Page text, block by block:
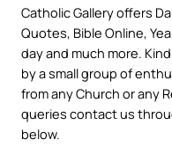
Catholic Gallery offers
Quotes, Bible Online,
day and much more.
by a small group of
from any Church or any
queries contact us
below.